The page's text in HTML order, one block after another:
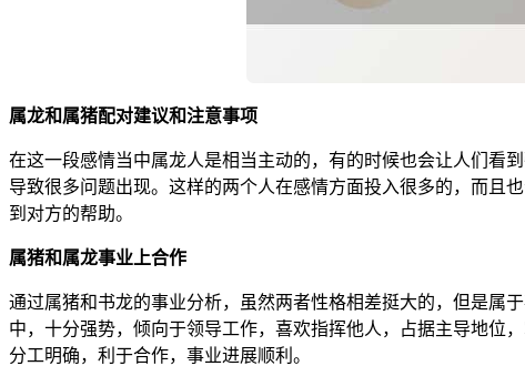
属龙和属猪配对建议和注意事项
在这一段感情当中属龙人是相当主动的，有的时候也会让人们看
导致很多问题出现。这样的两个人在感情方面投入很多的，而且
到对方的帮助。
属猪和属龙事业上合作
通过属猪和书龙的事业分析，虽然两者性格相差挺大的，但是属
中，十分强势，倾向于领导工作，喜欢指挥他人，占据主导地位
分工明确，利于合作，事业进展顺利。